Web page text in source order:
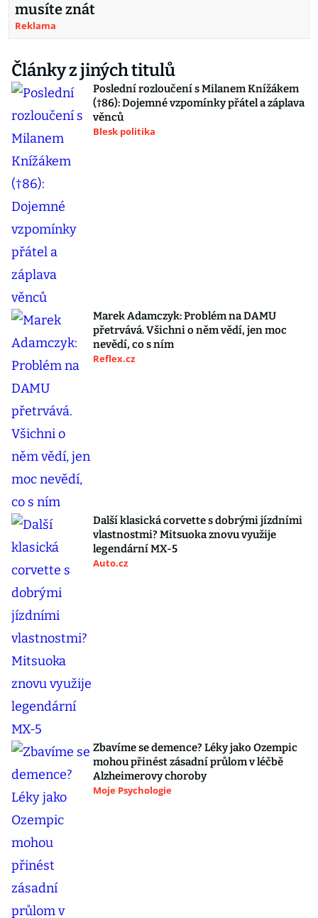
musíte znát
Reklama
Články z jiných titulů
Poslední rozloučení s Milanem Knížákem
(†86): Dojemné vzpomínky přátel a záplava
věnců
Blesk politika
Marek Adamczyk: Problém na DAMU
přetrvává. Všichni o něm vědí, jen moc
nevědí, co s ním
Reflex.cz
Další klasická corvette s dobrými jízdními
vlastnostmi? Mitsuoka znovu využije
legendární MX-5
Auto.cz
Zbavíme se demence? Léky jako Ozempic
mohou přinést zásadní průlom v léčbě
Alzheimerovy choroby
Moje Psychologie